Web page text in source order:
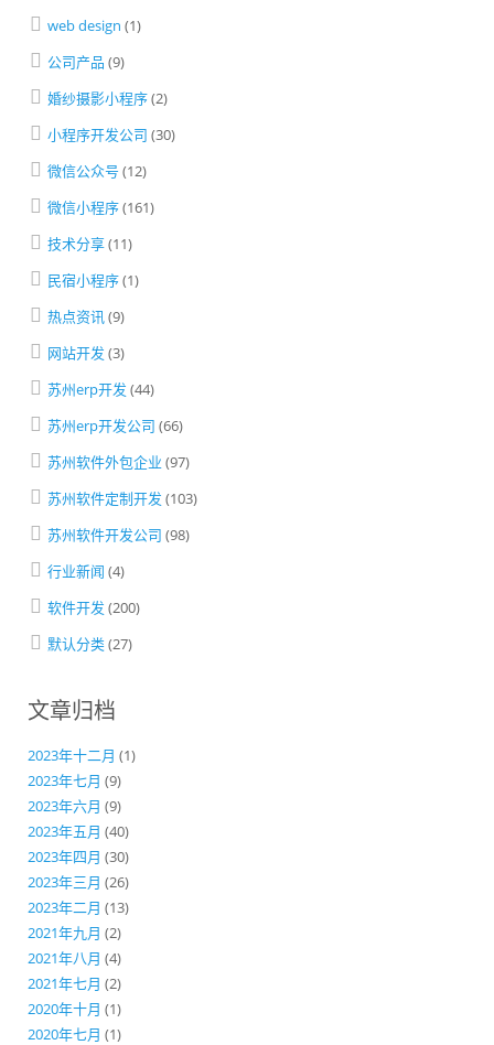
web design (1)
公司产品 (9)
婚纱摄影小程序(2)
小程序开发公司 (30)
微信公众号(12)
微信小程序(161)
技术分享(11)
民宿小程序(1)
热点资讯(9)
网站开发 (3)
苏州erp开发 (44)
苏州erp开发公司 (66)
苏州软件外包企业 (97)
苏州软件定制开发 (103)
苏州软件开发公司 (98)
行业新闻 (4)
软件开发 (200)
默认分类(27)
文章归档
2023年十二月 (1)
2023年七月 (9)
2023年六月 (9)
2023年五月 (40)
2023年四月 (30)
2023年三月 (26)
2023年二月 (13)
2021年九月 (2)
2021年八月 (4)
2021年七月 (2)
2020年十月 (1)
2020年七月 (1)